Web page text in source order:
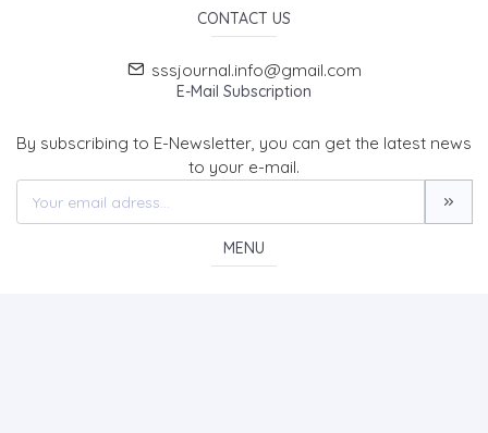
CONTACT US
sssjournal.info@gmail.com
E-Mail Subscription
By subscribing to E-Newsletter, you can get the latest news
to your e-mail.
MENU